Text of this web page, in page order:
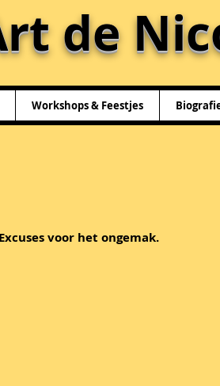
de
Workshops & Feestjes
voor het ongemak.